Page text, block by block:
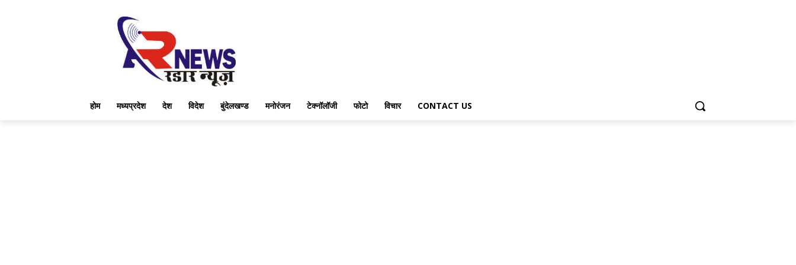
होम मध्यप्रदेश देश विदेश बुंदेलखण्ड मनोरंजन टेक्नॉलॉजी फोटो विचार CONTACT US